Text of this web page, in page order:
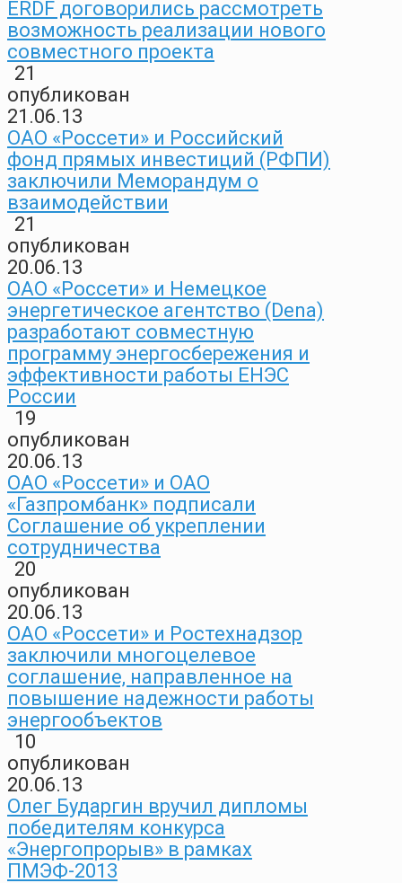
ERDF договорились рассмотреть
возможность реализации нового
совместного проекта
21
опубликован
21.06.13
ОАО «Россети» и Российский
фонд прямых инвестиций (РФПИ)
заключили Меморандум о
взаимодействии
21
опубликован
20.06.13
ОАО «Россети» и Немецкое
энергетическое агентство (Dena)
разработают совместную
программу энергосбережения и
эффективности работы ЕНЭС
России
19
опубликован
20.06.13
ОАО «Россети» и ОАО
«Газпромбанк» подписали
Соглашение об укреплении
сотрудничества
20
опубликован
20.06.13
ОАО «Россети» и Ростехнадзор
заключили многоцелевое
соглашение, направленное на
повышение надежности работы
энергообъектов
10
опубликован
20.06.13
Олег Бударгин вручил дипломы
победителям конкурса
«Энергопрорыв» в рамках
ПМЭФ-2013